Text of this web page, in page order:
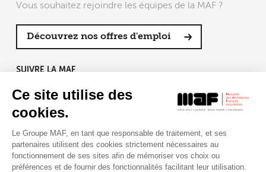
Ce site utilise des
cookies.
Le Groupe MAF, en tant que responsable de traitement, et ses
partenaires utilisent des cookies strictement nécessaires au
fonctionnement de ses sites afin de mémoriser vos choix ou
préférences et de fournir des fonctionnalités facilitant leur utilisation.
Vous souhaitez rejoindre les équipes de la MAF ?
Découvrez nos offres d'emploi
SUIVRE LA MAF
RETROUVEZ-NOUS SUR :